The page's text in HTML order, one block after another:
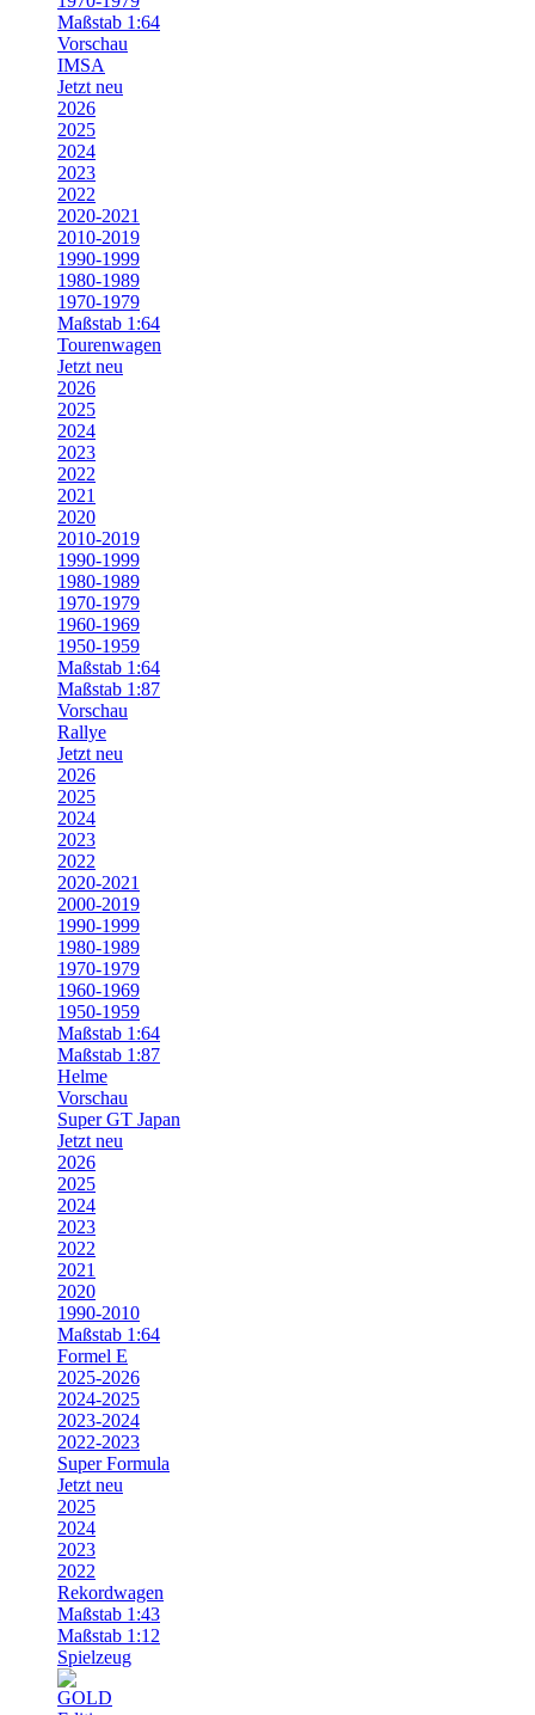
Maßstab 1:64
Vorschau
IMSA
Jetzt neu
2026
2025
2024
2023
2022
2020-2021
2010-2019
1990-1999
1980-1989
1970-1979
Maßstab 1:64
Tourenwagen
Jetzt neu
2026
2025
2024
2023
2022
2021
2020
2010-2019
1990-1999
1980-1989
1970-1979
1960-1969
1950-1959
Maßstab 1:64
Maßstab 1:87
Vorschau
Rallye
Jetzt neu
2026
2025
2024
2023
2022
2020-2021
2000-2019
1990-1999
1980-1989
1970-1979
1960-1969
1950-1959
Maßstab 1:64
Maßstab 1:87
Helme
Vorschau
Super GT Japan
Jetzt neu
2026
2025
2024
2023
2022
2021
2020
1990-2010
Maßstab 1:64
Formel E
2025-2026
2024-2025
2023-2024
2022-2023
Super Formula
Jetzt neu
2025
2024
2023
2022
Rekordwagen
Maßstab 1:43
Maßstab 1:12
Spielzeug